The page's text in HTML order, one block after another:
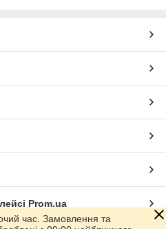
Prom.ua
час. Замовлення та